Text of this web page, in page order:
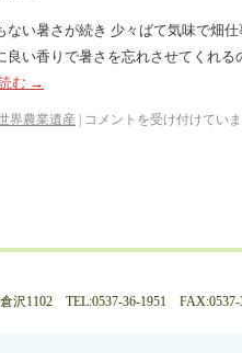
ない暑さが続き 少々ばて気味で畑
良い香りで暑さを忘れさせてくれ
む →
界農業遺産 コメントを受け付けてい
沢1102 TEL:0537-36-1951 FAX:0537-